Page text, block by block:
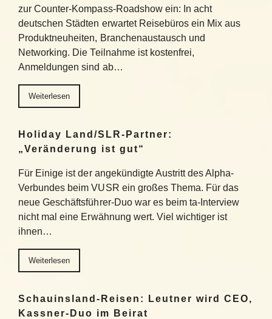
zur Counter-Kompass-Roadshow ein: In acht
deutschen Städten erwartet Reisebüros ein Mix aus
Produktneuheiten, Branchenaustausch und
Networking. Die Teilnahme ist kostenfrei,
Anmeldungen sind ab…
Weiterlesen
Holiday Land/SLR-Partner:
„Veränderung ist gut“
Für Einige ist der angekündigte Austritt des Alpha-
Verbundes beim VUSR ein großes Thema. Für das
neue Geschäftsführer-Duo war es beim ta-Interview
nicht mal eine Erwähnung wert. Viel wichtiger ist
ihnen…
Weiterlesen
Schauinsland-Reisen: Leutner wird CEO,
Kassner-Duo im Beirat